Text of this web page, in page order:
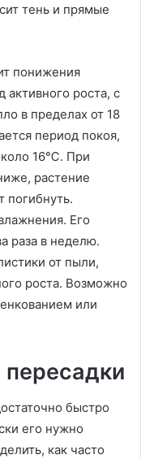
тень и прямые
понижения
активного роста, с
в пределах от 18
период покоя,
16℃. При
растение
погибнуть.
Его
раза в неделю.
от пыли,
роста. Возможно
или
быстро
его нужно
как часто